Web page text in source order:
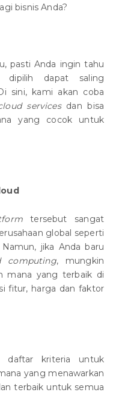
bisnis Anda?
pasti Anda ingin tahu
dipilih dapat saling
sini, kami akan coba
servicesdan bisa
yang cocok untuk
tersebut sangat
global seperti
Namun, jika Anda baru
computing, mungkin
mana yang terbaik di
fitur, harga dan faktor
daftar kriteria untuk
yang menawarkan
terbaik untuk semua